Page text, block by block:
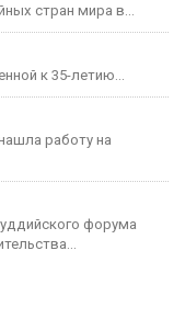
стран мира в...
к 35-летию...
работу на
форума